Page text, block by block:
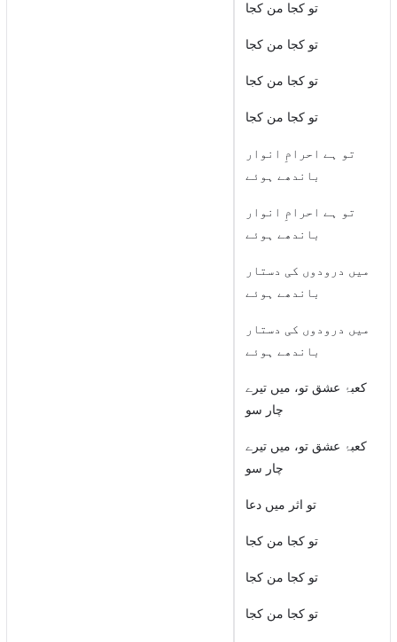
تو کجا من کجا
تو کجا من کجا
تو کجا من کجا
تو کجا من کجا
تو ہے احرامِ انوار
باندھے ہوئے
تو ہے احرامِ انوار
باندھے ہوئے
میں درودوں کی دستار
باندھے ہوئے
میں درودوں کی دستار
باندھے ہوئے
کعبۂ عشق تو، میں تیرے
چار سو
کعبۂ عشق تو، میں تیرے
چار سو
تو اثر میں دعا
تو کجا من کجا
تو کجا من کجا
تو کجا من کجا